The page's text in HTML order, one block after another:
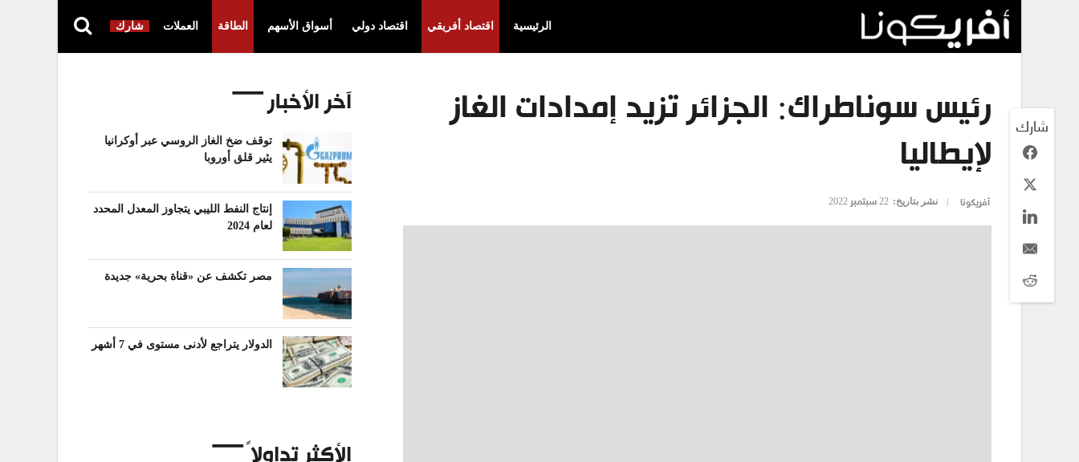
الرئيسية اقتصاد أفريقي اقتصاد دولي أسواق الأسهم الطاقة العملات شارك
رئيس سوناطراك: الجزائر تزيد إمدادات الغاز
لإيطاليا
أفريكونا نشر بتاريخ: 22 سبتمبر 2022
شارك
آخر الأخبار
توقف ضخ الغاز الروسي عبر أوكرانيا
يثير قلق أوروبا
إنتاج النفط الليبي يتجاوز المعدل المحدد
لعام 2024
مصر تكشف عن «قناة بحرية» جديدة
الدولار يتراجع لأدنى مستوى في 7 أشهر